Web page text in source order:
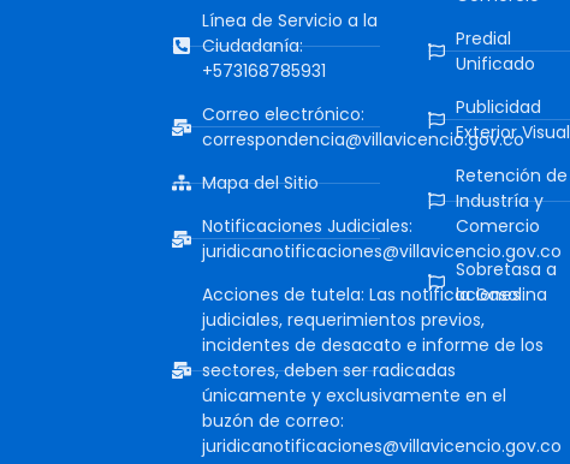
Línea de Servicio a la
Ciudadanía:
+573168785931
Correo electrónico:
correspondencia@villavicencio.gov.co
Mapa del Sitio
Notificaciones Judiciales:
juridicanotificaciones@villavicencio.gov.co
Acciones de tutela: Las notificaciones
judiciales, requerimientos previos,
incidentes de desacato e informe de los
sectores, deben ser radicadas
únicamente y exclusivamente en el
buzón de correo:
juridicanotificaciones@villavicencio.gov.co
Predial
Unificado
Publicidad
Exterior Visual
Retención de
Industría y
Comercio
Sobretasa a
la Gasolina